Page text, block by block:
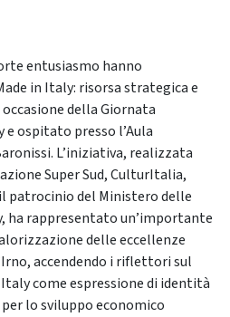
entusiasmo hanno
in Italy: risorsa strategica e
della Giornata
ospitato presso l’Aula
L’iniziativa, realizzata
Super Sud, CulturItalia,
patrocinio del Ministero delle
ha rappresentato un’importante
delle eccellenze
accendendo i riflettori sul
come espressione di identità
lo sviluppo economico